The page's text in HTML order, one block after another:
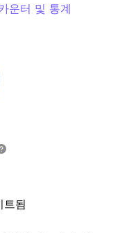
운터 및 통계
트됨